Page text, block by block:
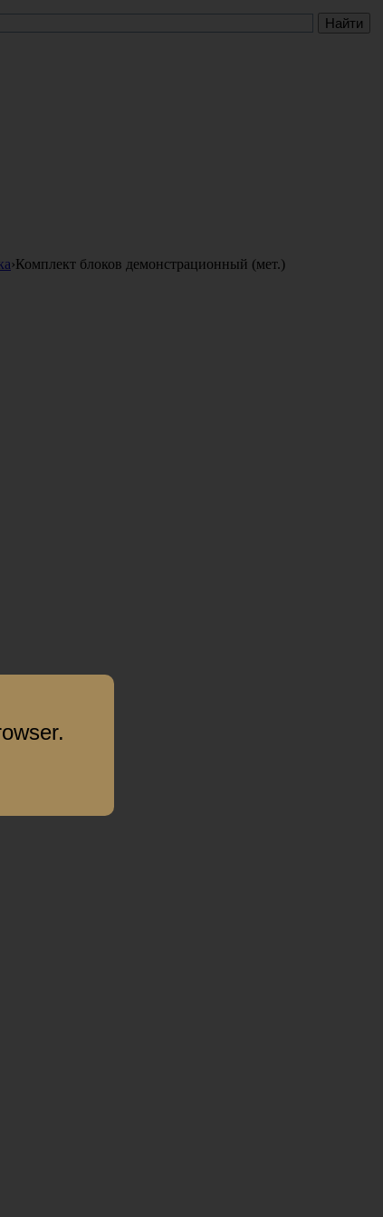
›Комплект блоков демонстрационный (мет.)